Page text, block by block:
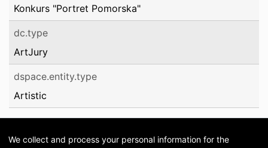
Konkurs "Portret Pomorska"
dc.type
ArtJury
dspace.entity.type
Artistic
We collect and process your personal information for the